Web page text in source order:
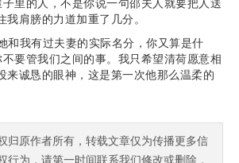
里的人，不是你说一句邵夫人就要把人送
我肩膀的力道加重了几分。
和我有过夫妻的实际名分，你又算是什
要管我们之间的事。我只希望清荷愿意相
来诚恳的眼神，这是第一次他那么温柔的
归原作者所有，转载文章仅为传播更多信
行为，请第一时间联系我们修改或删除，